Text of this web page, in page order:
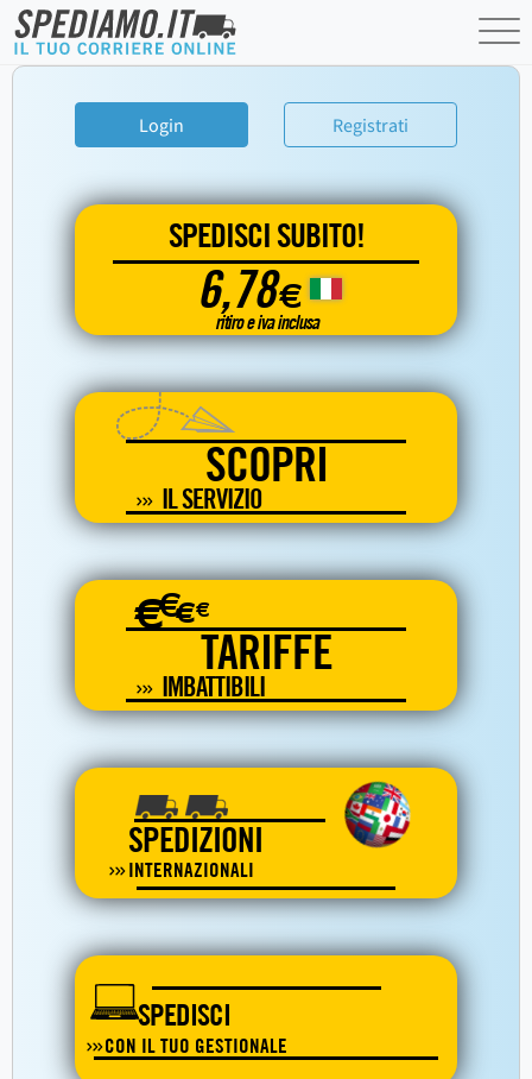
Login Registrati
SPEDISCI SUBITO!
6,78€
ritiro e iva inclusa
SCOPRI
IL SERVIZIO
€€€€
TARIFFE
IMBATTIBILI
SPEDIZIONI
INTERNAZIONALI
SPEDISCI
CON IL TUO GESTIONALE